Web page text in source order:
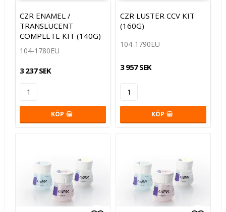
Lägg till i favoritlistan
CZR ENAMEL /
TRANSLUCENT
COMPLETE KIT (140G)
104-1780EU
3 237 SEK
KÖP
Lägg
CZR LUSTER CCV KIT
(160G)
104-1790EU
3 957 SEK
KÖP